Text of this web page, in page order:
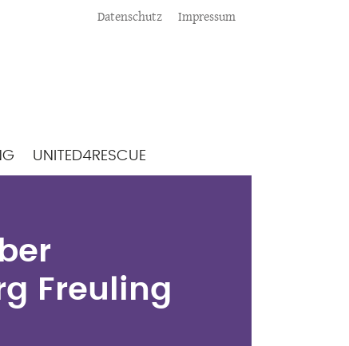
Meta
Datenschutz Impressum
UNITED4RESCUE
Freuling